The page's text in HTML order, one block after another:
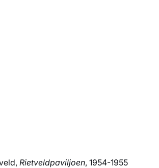
Rietveldpaviljoen, 1954-1955